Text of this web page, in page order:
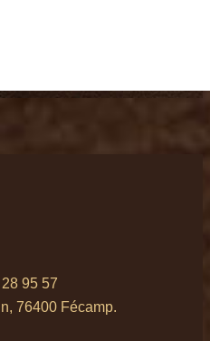
95 57
76400 Fécamp.